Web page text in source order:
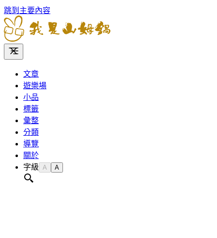
跳到主要內容
文章
遊樂場
小品
標籤
彙整
分類
導覽
關於
字級 A A